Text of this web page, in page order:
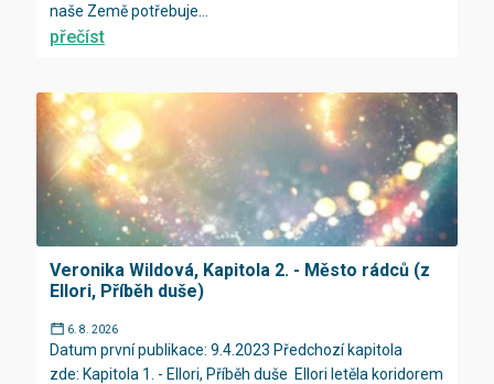
naše Země potřebuje...
přečíst
Veronika Wildová, Kapitola 2. - Město rádců (z
Ellori, Příběh duše)
6. 8. 2026
Datum první publikace: 9.4.2023 Předchozí kapitola
zde: Kapitola 1. - Ellori, Příběh duše Ellori letěla koridorem